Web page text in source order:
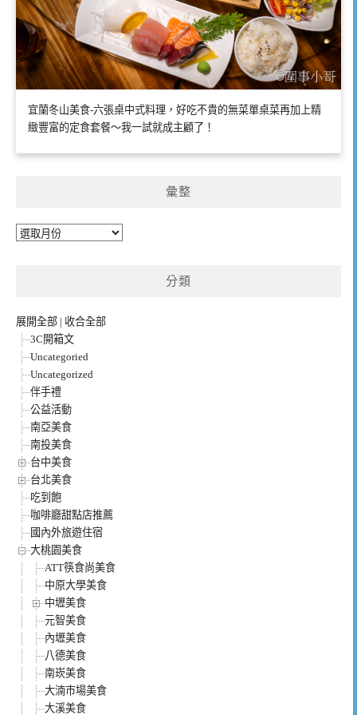
宜蘭冬山美食-六張桌中式料理，好吃不貴的無菜單桌菜再加上精
緻豐富的定食套餐～我一試就成主顧了！
彙整
彙
分類
展開全部 | 收合全部
3C開箱文
Uncategoried
Uncategorized
伴手禮
公益活動
南亞美食
南投美食
台中美食
台北美食
吃到飽
咖啡廳甜點店推薦
國內外旅遊住宿
大桃園美食
ATT筷食尚美食
中原大學美食
中壢美食
元智美食
內壢美食
八德美食
南崁美食
大湳市場美食
大溪美食